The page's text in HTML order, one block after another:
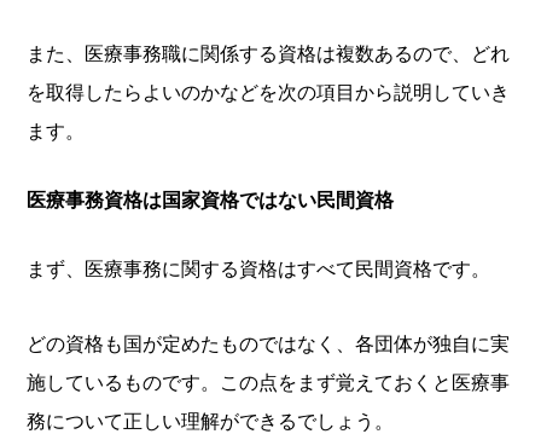
また、医療事務職に関係する資格は複数あるので、どれ
を取得したらよいのかなどを次の項目から説明していき
ます。
医療事務資格は国家資格ではない民間資格
まず、医療事務に関する資格はすべて民間資格です。
どの資格も国が定めたものではなく、各団体が独自に実
施しているものです。この点をまず覚えておくと医療事
務について正しい理解ができるでしょう。